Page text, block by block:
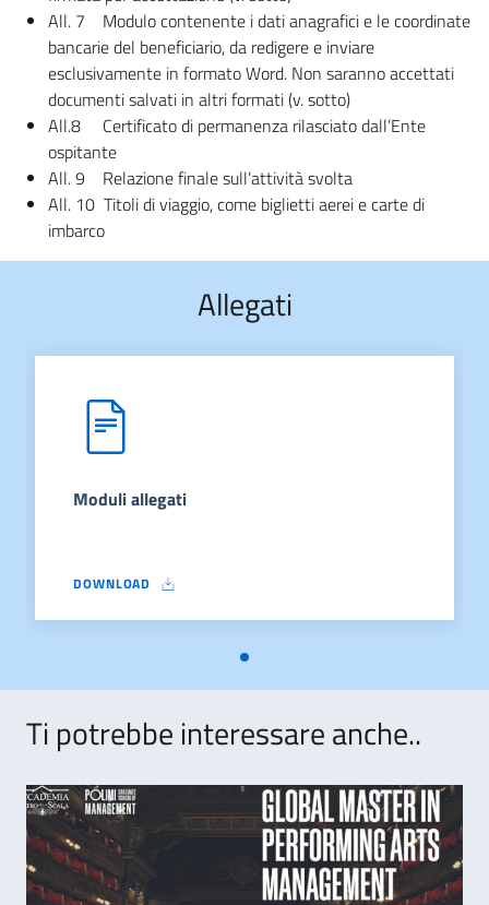
All. 7 Modulo contenente i dati anagrafici e le coordinate
bancarie del beneficiario, da redigere e inviare
esclusivamente in formato Word. Non saranno accettati
documenti salvati in altri formati (v. sotto)
All.8 Certificato di permanenza rilasciato dall’Ente
ospitante
All. 9 Relazione finale sull’attività svolta
All. 10 Titoli di viaggio, come biglietti aerei e carte di
imbarco
Allegati
Moduli allegati
DOWNLOAD
MODULI ALLEGATI
Ti potrebbe interessare anche..